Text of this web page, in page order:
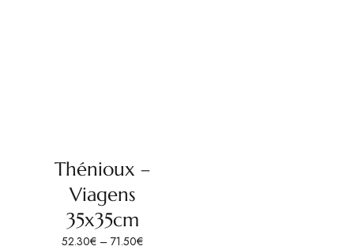
Thénioux –
Viagens
35x35cm
52.30€ – 71.50€